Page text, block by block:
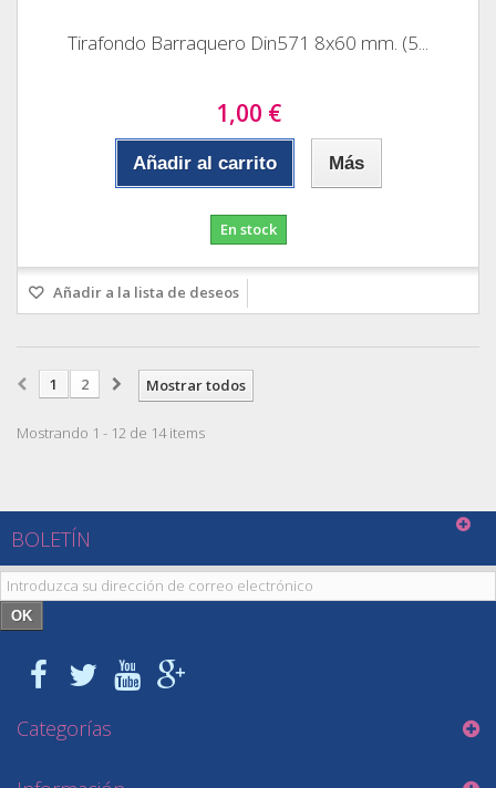
Tirafondo Barraquero Din571 8x60 mm. (5...
1,00 €
Añadir al carrito Más
En stock
Añadir a la lista de deseos
Mostrar todos
1 2
Mostrando 1 - 12 de 14 items
BOLETÍN
OK
Categorías